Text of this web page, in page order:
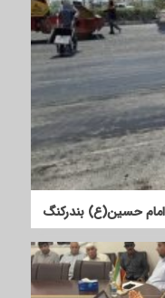
امام حسین(ع) بندرکنگ